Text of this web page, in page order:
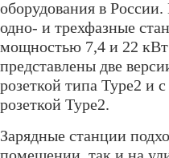
оборудования в
одно- и трехфазные
мощностью 7,4 и 22 кВт
представлены две
розеткой типа Type2 и
розеткой Type2.
Зарядные станции